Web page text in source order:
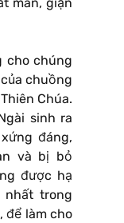
mãn, giận
cho chúng
chuồng
Chúa.
sinh ra
đáng,
và bị bỏ
được hạ
trong
để làm cho